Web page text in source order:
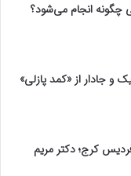
چگونه انجام می‌شود؟
جادار از «کمد پازلی»
کرج؛ دکتر مریم